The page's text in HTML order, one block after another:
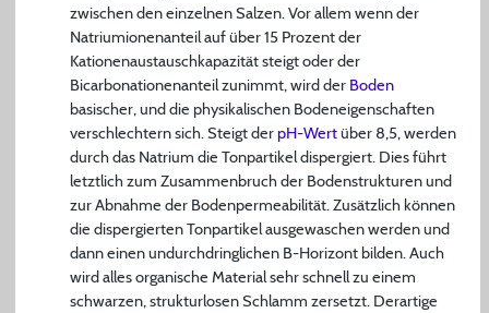
zwischen den einzelnen Salzen. Vor allem wenn der
Natriumionenanteil auf über 15 Prozent der
Kationenaustauschkapazität steigt oder der
Bicarbonationenanteil zunimmt, wird der Boden
basischer, und die physikalischen Bodeneigenschaften
verschlechtern sich. Steigt derpH-Wertüber 8,5, werden
durch das Natrium die Tonpartikel dispergiert. Dies führt
letztlich zum Zusammenbruch der Bodenstrukturen und
zur Abnahme der Bodenpermeabilität. Zusätzlich können
die dispergierten Tonpartikel ausgewaschen werden und
dann einen undurchdringlichen B-Horizont bilden. Auch
wird alles organische Material sehr schnell zu einem
schwarzen, strukturlosen Schlamm zersetzt. Derartige